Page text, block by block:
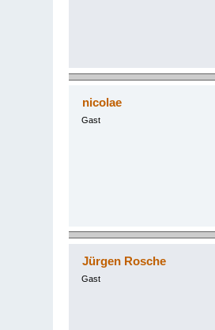
nicolae
Gast
Jürgen Rosche
Gast